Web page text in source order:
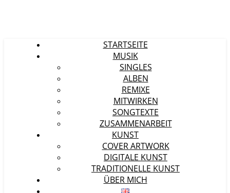
STARTSEITE
MUSIK
SINGLES
ALBEN
REMIXE
MITWIRKEN
SONGTEXTE
ZUSAMMENARBEIT
KUNST
COVER ARTWORK
DIGITALE KUNST
TRADITIONELLE KUNST
ÜBER MICH